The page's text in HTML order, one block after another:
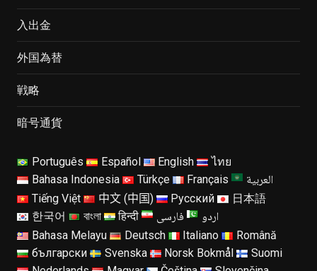
入出金
外国為替
戦略
暗号通貨
Português Español English
ไทย
Bahasa Indonesia
Türkçe Français العربية
Tiếng Việt 中文 (中国) Русский
日本語
한국어
বাংলা हिन्दी فارسی اردو
Bahasa Melayu Deutsch Italiano
Română
български
Svenska Norsk Bokmål
Suomi